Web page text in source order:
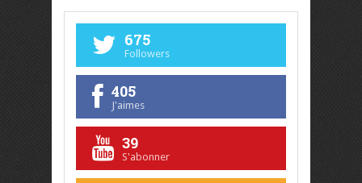
675
Followers
405
J'aimes
39
S'abonner